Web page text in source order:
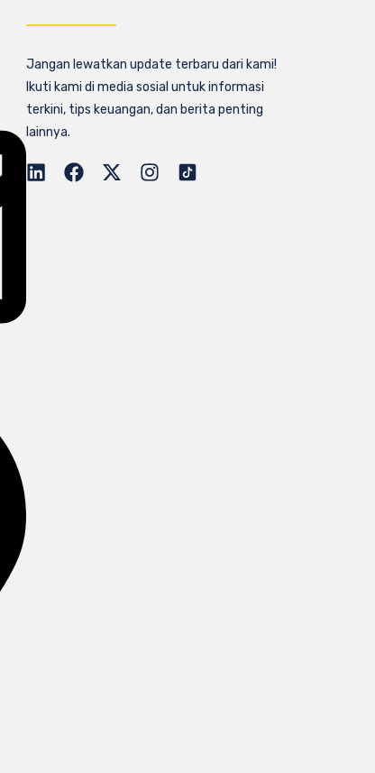
Jangan lewatkan update terbaru dari kami!
Ikuti kami di media sosial untuk informasi
terkini, tips keuangan, dan berita penting
lainnya.